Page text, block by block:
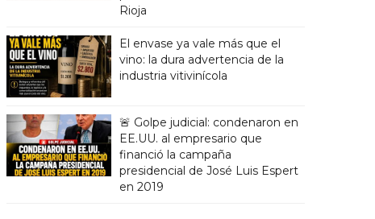
Rioja
El envase ya vale más que el
vino: la dura advertencia de la
industria vitivinícola
🚨 Golpe judicial: condenaron en
EE.UU. al empresario que
financió la campaña
presidencial de José Luis Espert
en 2019